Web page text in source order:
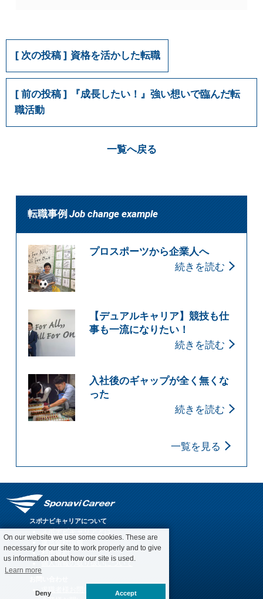
資格を活かした転職
『成長したい！』強い想いで臨んだ転
職活動
一覧へ戻る
転職事例 Job change example
プロスポーツから企業人へ
続きを読む
【デュアルキャリア】競技も仕
事も一流になりたい！
続きを読む
入社後のギャップが全く無くな
った
続きを読む
一覧を見る
スポナビキャリアについて
スポナビキャリアとは
運営会社情報
利用規約
個人情報の取り扱いについて
On our website we use some cookies. These are
necessary for our site to work properly and to give
us information about how our site is used.
Learn more
Deny Accept